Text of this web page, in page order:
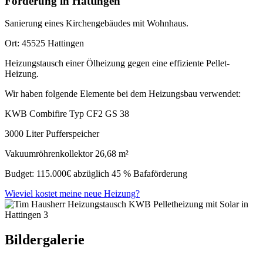
Sanierung eines Kirchengebäudes mit Wohnhaus.
Ort: 45525 Hattingen
Heizungstausch einer Ölheizung gegen eine effiziente Pellet-
Heizung.
Wir haben folgende Elemente bei dem Heizungsbau verwendet:
KWB Combifire Typ CF2 GS 38
3000 Liter Pufferspeicher
Vakuumröhrenkollektor 26,68 m²
Budget: 115.000€ abzüglich 45 % Bafaförderung
Wieviel kostet meine neue Heizung?
Bildergalerie